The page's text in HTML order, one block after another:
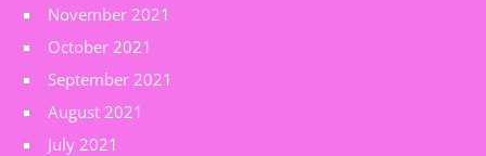
November 2021
October 2021
September 2021
August 2021
July 2021